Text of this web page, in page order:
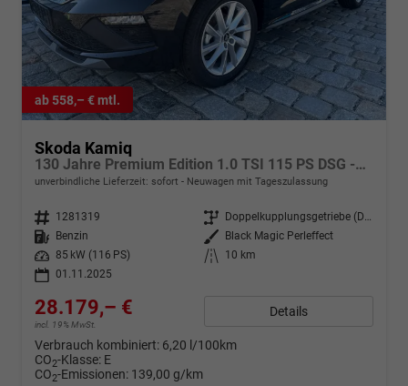
ab 558,– € mtl.
Skoda Kamiq
130 Jahre Premium Edition 1.0 TSI 115 PS DSG -AppleCarPlay-AndroidAuto-Winterpaket-Alcantara-DAB-Tempomat-Totwinkelassist-Kamera-SunSet-el.Heckklappe-17''Alu-Sofort
unverbindliche Lieferzeit: sofort Neuwagen mit Tageszulassung
Fahrzeugnr. 1281319 Getriebe
Doppelkupplungsgetriebe (DSG)
Kraftstoff
Benzin Außenfarbe
Black Magic Perleffect
Leistung
85 kW (116 PS) Kilometerstand
10 km
01.11.2025
28.179,– €
incl. 19% MwSt.
Details
Verbrauch kombiniert: 6,20 l/100km
CO2-Klasse: E
CO2-Emissionen: 139,00 g/km